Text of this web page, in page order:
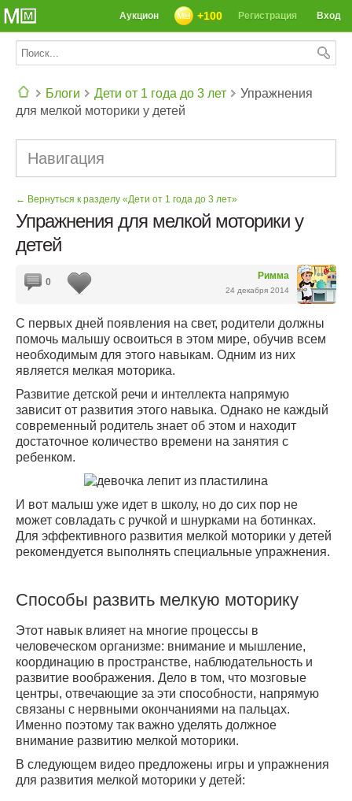
Вход
Регистрация
+100
Аукцион
Блоги Дети от 1 года до 3 лет
Упражнения
для мелкой моторики у детей
Навигация
← Вернуться к разделу «Дети от 1 года до 3 лет»
Упражнения для мелкой моторики у
детей
Римма
24 декабря 2014
0
С первых дней появления на свет, родители должны
помочь малышу освоиться в этом мире, обучив всем
необходимым для этого навыкам. Одним из них
является мелкая моторика.
Развитие детской речи и интеллекта напрямую
зависит от развития этого навыка. Однако не каждый
современный родитель знает об этом и находит
достаточное количество времени на занятия с
ребенком.
И вот малыш уже идет в школу, но до сих пор не
может совладать с ручкой и шнурками на ботинках.
Для эффективного развития мелкой моторики у детей
рекомендуется выполнять специальные упражнения.
Способы развить мелкую моторику
Этот навык влияет на многие процессы в
человеческом организме: внимание и мышление,
координацию в пространстве, наблюдательность и
развитие воображения. Дело в том, что мозговые
центры, отвечающие за эти способности, напрямую
связаны с нервными окончаниями на пальцах.
Именно поэтому так важно уделять должное
внимание развитию мелкой моторики.
В следующем видео предложены игры и упражнения
для развития мелкой моторики у детей: